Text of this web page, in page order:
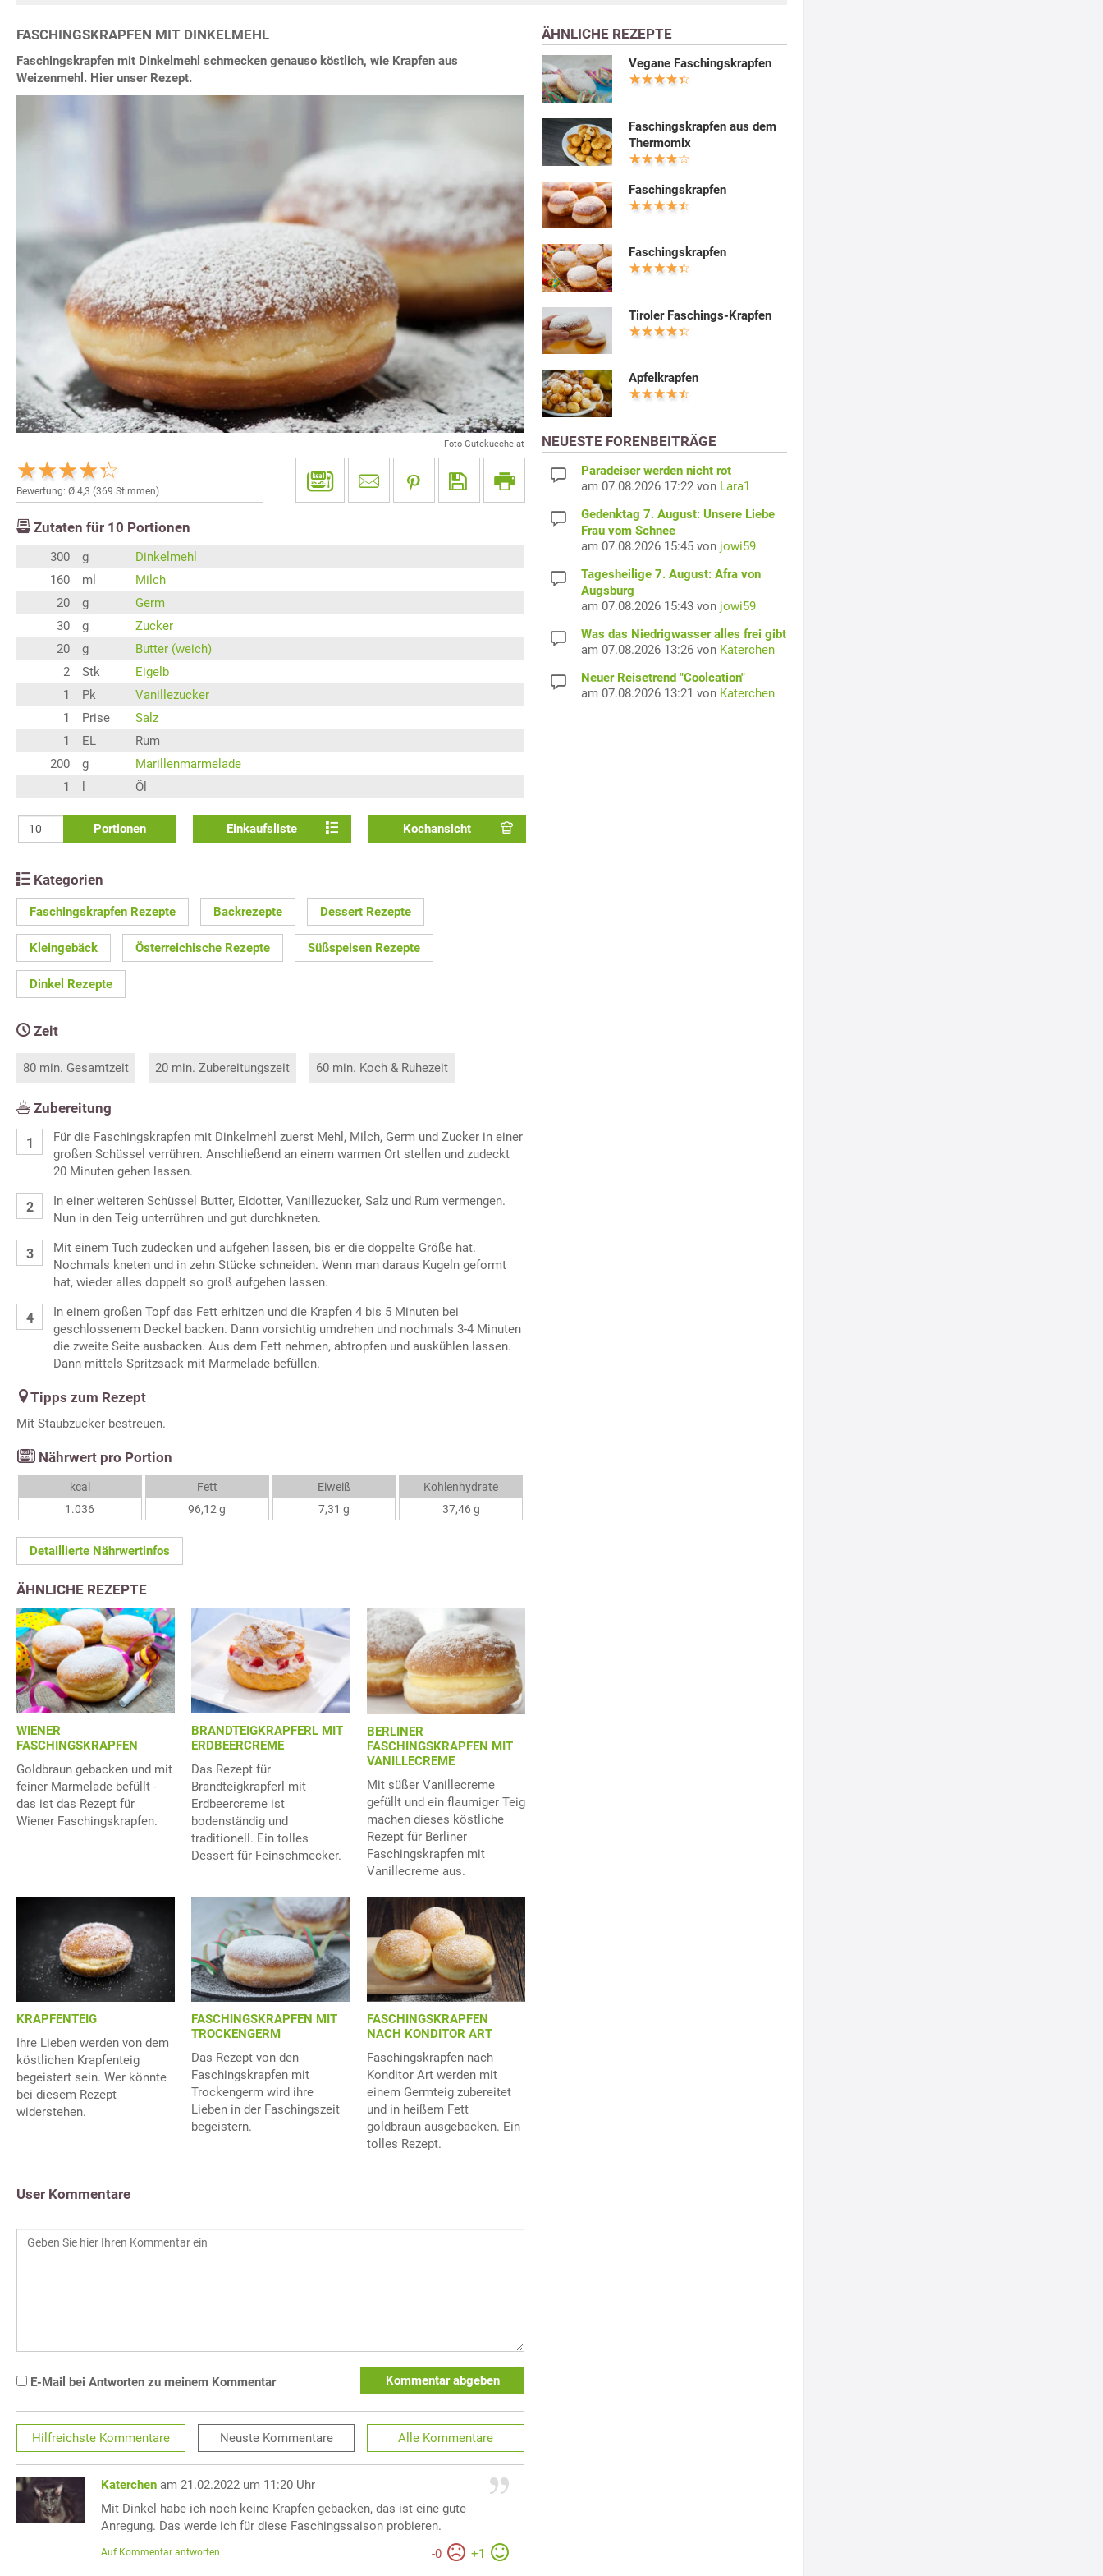
FASCHINGSKRAPFEN MIT DINKELMEHL
Faschingskrapfen mit Dinkelmehl schmecken genauso köstlich, wie Krapfen aus
Weizenmehl. Hier unser Rezept.
Foto Gutekueche.at
Bewertung: Ø 4,3 (369 Stimmen)
Zutaten für 10 Portionen
300 g
Dinkelmehl
160
ml
Milch
20
g
Germ
30
g
Zucker
20
g
Butter (weich)
2
Stk
Eigelb
1
Pk
Vanillezucker
1
Prise
Salz
1
EL
Rum
200
g
Marillenmarmelade
1
Öl
Portionen Einkaufsliste Kochansicht
Kategorien
Faschingskrapfen Rezepte Backrezepte Dessert Rezepte
Kleingebäck Österreichische Rezepte Süßspeisen Rezepte
Dinkel Rezepte
Zeit
80 min. Gesamtzeit 20 min. Zubereitungszeit 60 min. Koch & Ruhezeit
Zubereitung
Für die Faschingskrapfen mit Dinkelmehl zuerst Mehl, Milch, Germ und Zucker in einer
großen Schüssel verrühren. Anschließend an einem warmen Ort stellen und zudeckt
20 Minuten gehen lassen.
In einer weiteren Schüssel Butter, Eidotter, Vanillezucker, Salz und Rum vermengen.
Nun in den Teig unterrühren und gut durchkneten.
Mit einem Tuch zudecken und aufgehen lassen, bis er die doppelte Größe hat.
Nochmals kneten und in zehn Stücke schneiden. Wenn man daraus Kugeln geformt
hat, wieder alles doppelt so groß aufgehen lassen.
In einem großen Topf das Fett erhitzen und die Krapfen 4 bis 5 Minuten bei
geschlossenem Deckel backen. Dann vorsichtig umdrehen und nochmals 3-4 Minuten
die zweite Seite ausbacken. Aus dem Fett nehmen, abtropfen und auskühlen lassen.
Dann mittels Spritzsack mit Marmelade befüllen.
Tipps zum Rezept
Mit Staubzucker bestreuen.
Nährwert pro Portion
kcal
1.036
Fett
96,12 g
Eiweiß
7,31 g
Kohlenhydrate
37,46 g
Detaillierte Nährwertinfos
ÄHNLICHE REZEPTE
WIENER
FASCHINGSKRAPFEN
Goldbraun gebacken und mit
feiner Marmelade befüllt -
das ist das Rezept für
Wiener Faschingskrapfen.
BRANDTEIGKRAPFERL MIT
ERDBEERCREME
Das Rezept für
Brandteigkrapferl mit
Erdbeercreme ist
bodenständig und
traditionell. Ein tolles
Dessert für Feinschmecker.
BERLINER
FASCHINGSKRAPFEN MIT
VANILLECREME
Mit süßer Vanillecreme
gefüllt und ein flaumiger Teig
machen dieses köstliche
Rezept für Berliner
Faschingskrapfen mit
Vanillecreme aus.
KRAPFENTEIG
Ihre Lieben werden von dem
köstlichen Krapfenteig
begeistert sein. Wer könnte
bei diesem Rezept
widerstehen.
FASCHINGSKRAPFEN MIT
TROCKENGERM
Das Rezept von den
Faschingskrapfen mit
Trockengerm wird ihre
Lieben in der Faschingszeit
begeistern.
FASCHINGSKRAPFEN
NACH KONDITOR ART
Faschingskrapfen nach
Konditor Art werden mit
einem Germteig zubereitet
und in heißem Fett
goldbraun ausgebacken. Ein
tolles Rezept.
User Kommentare
E-Mail bei Antworten zu meinem Kommentar Kommentar abgeben
Hilfreichste Kommentare Neuste Kommentare Alle Kommentare
Katerchen am 21.02.2022 um 11:20 Uhr
Mit Dinkel habe ich noch keine Krapfen gebacken, das ist eine gute
Anregung. Das werde ich für diese Faschingssaison probieren.
-0 +1
Auf Kommentar antworten
ÄHNLICHE REZEPTE
Vegane Faschingskrapfen
Faschingskrapfen aus dem
Thermomix
Faschingskrapfen
Faschingskrapfen
Tiroler Faschings-Krapfen
Apfelkrapfen
NEUESTE FORENBEITRÄGE
Paradeiser werden nicht rot
am 07.08.2026 17:22 von Lara1
Gedenktag 7. August: Unsere Liebe
Frau vom Schnee
am 07.08.2026 15:45 von jowi59
Tagesheilige 7. August: Afra von
Augsburg
am 07.08.2026 15:43 von jowi59
Was das Niedrigwasser alles frei gibt
am 07.08.2026 13:26 von Katerchen
Neuer Reisetrend "Coolcation"
am 07.08.2026 13:21 von Katerchen